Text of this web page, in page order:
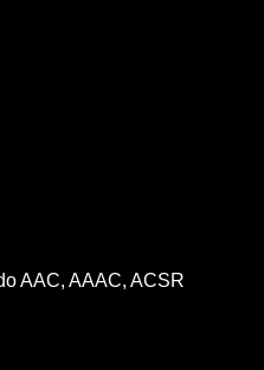
AAC, AAAC, ACSR